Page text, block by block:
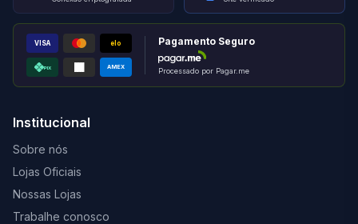
VISA elo
PIX AMEX
Pagamento Seguro
Processado por Pagar.me
Institucional
Sobre nós
Lojas Oficiais
Nossas Lojas
Trabalhe conosco